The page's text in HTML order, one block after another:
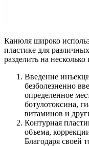
Канюля широко
пластике для
разделить на несколько
Введение
безболезненно
определенное
ботулотоксина,
витаминов и
Контурная
объема,
Благодаря своей